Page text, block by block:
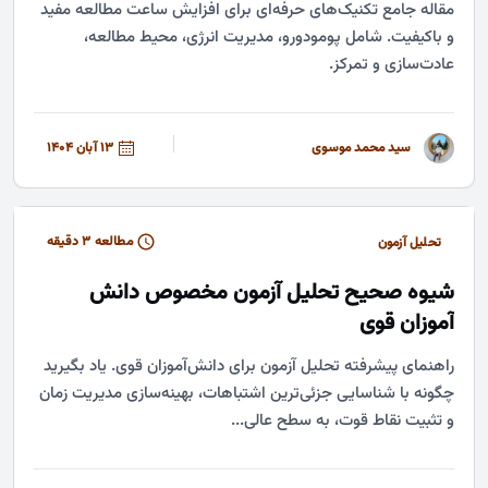
مقاله جامع تکنیک‌های حرفه‌ای برای افزایش ساعت مطالعه مفید
و باکیفیت. شامل پومودورو، مدیریت انرژی، محیط مطالعه،
عادت‌سازی و تمرکز.
سید محمد موسوی
تحلیل آزمون مطالعه ۳ دقیقه
شیوه صحیح تحلیل آزمون مخصوص دانش
آموزان قوی
راهنمای پیشرفته تحلیل آزمون برای دانش‌آموزان قوی. یاد بگیرید
چگونه با شناسایی جزئی‌ترین اشتباهات، بهینه‌سازی مدیریت زمان
و تثبیت نقاط قوت، به سطح عالی...